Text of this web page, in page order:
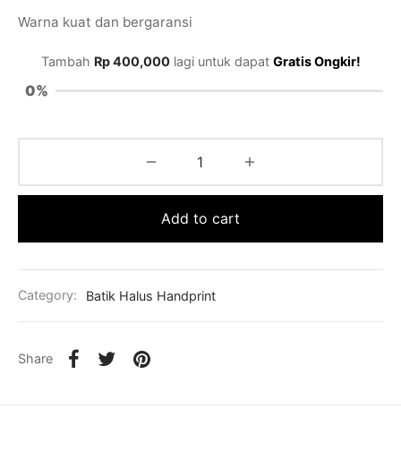
Warna kuat dan bergaransi
Tambah Rp400,000lagi untuk dapat Gratis Ongkir!
0%
Add to cart
Category: Batik Halus Handprint
Share